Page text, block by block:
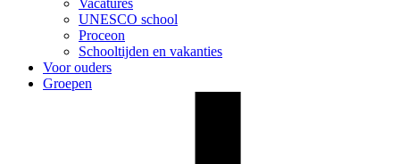
UNESCO school
Proceon
Schooltijden en vakanties
Voor ouders
Groepen